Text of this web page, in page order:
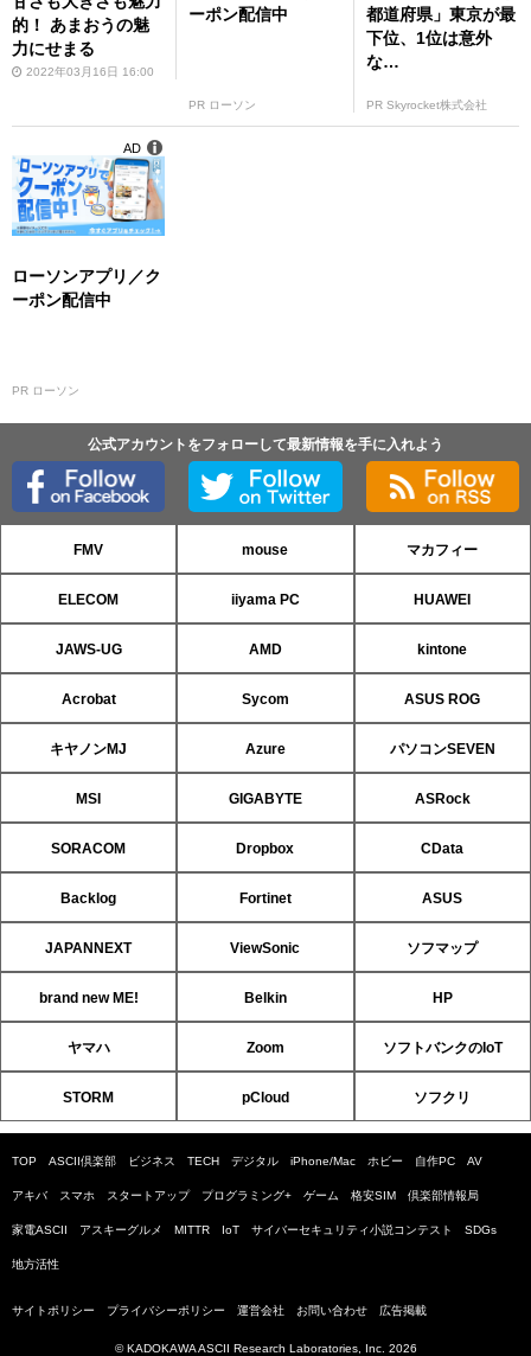
的！ あまおうの魅
力にせまる
2022年03月16日 16:00
ーポン配信中
PR ローソン
都道府県」東京が最
下位、1位は意外
な…
PR Skyrocket株式会社
ローソンアプリ／ク
ーポン配信中
PR ローソン
AD
公式アカウントをフォローして最新情報を手に入れよう
FMV mouse マカフィー
ELECOM iiyama PC HUAWEI
JAWS-UG AMD kintone
Acrobat Sycom ASUS ROG
キヤノンMJ Azure パソコンSEVEN
MSI GIGABYTE ASRock
SORACOM Dropbox CData
Backlog Fortinet ASUS
JAPANNEXT ViewSonic ソフマップ
brand new ME! Belkin HP
ヤマハ Zoom ソフトバンクのIoT
STORM pCloud ソフクリ
TOP ASCII倶楽部 ビジネス TECH デジタル iPhone/Mac ホビー 自作PC AV
アキバ スマホ スタートアップ プログラミング+ ゲーム 格安SIM 倶楽部情報局
家電ASCII アスキーグルメ MITTR IoT サイバーセキュリティ小説コンテスト SDGs
地方活性
サイトポリシー プライバシーポリシー 運営会社 お問い合わせ 広告掲載
© KADOKAWA ASCII Research Laboratories, Inc. 2026